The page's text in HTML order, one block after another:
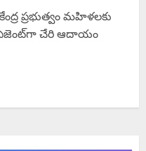
ప్రభుత్వం మహిళలకు
ఏజెంట్‌గా చేరి ఆదాయం